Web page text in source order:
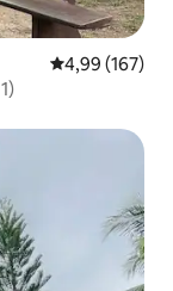
საშუალო
4,99 (167)